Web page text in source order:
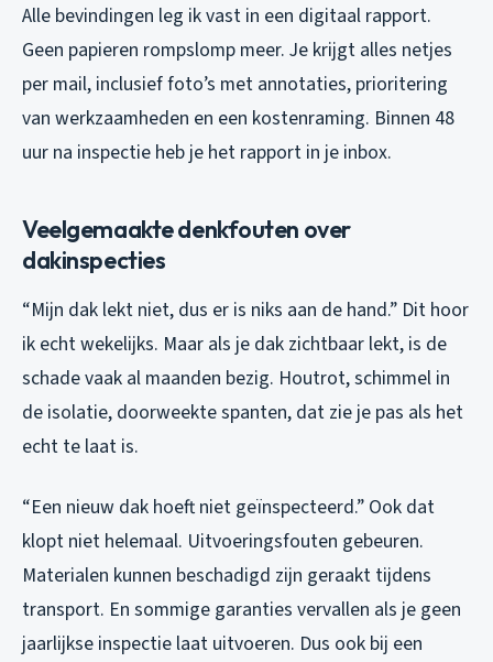
Alle bevindingen leg ik vast in een digitaal rapport.
Geen papieren rompslomp meer. Je krijgt alles netjes
per mail, inclusief foto’s met annotaties, prioritering
van werkzaamheden en een kostenraming. Binnen 48
uur na inspectie heb je het rapport in je inbox.
Veelgemaakte denkfouten over
dakinspecties
“Mijn dak lekt niet, dus er is niks aan de hand.” Dit hoor
ik echt wekelijks. Maar als je dak zichtbaar lekt, is de
schade vaak al maanden bezig. Houtrot, schimmel in
de isolatie, doorweekte spanten, dat zie je pas als het
echt te laat is.
“Een nieuw dak hoeft niet geïnspecteerd.” Ook dat
klopt niet helemaal. Uitvoeringsfouten gebeuren.
Materialen kunnen beschadigd zijn geraakt tijdens
transport. En sommige garanties vervallen als je geen
jaarlijkse inspectie laat uitvoeren. Dus ook bij een